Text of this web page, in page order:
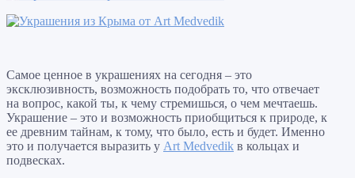
Самое ценное в украшениях на сегодня – это
эксклюзивность, возможность подобрать то, что отвечает
на вопрос, какой ты, к чему стремишься, о чем мечтаешь.
Украшение – это и возможность приобщиться к природе, к
ее древним тайнам, к тому, что было, есть и будет. Именно
это и получается выразить у Art Medvedik в кольцах и
подвесках.